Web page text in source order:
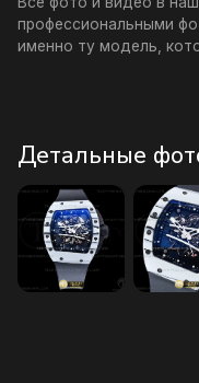
профессиональными
именно ту модель,
Детальные